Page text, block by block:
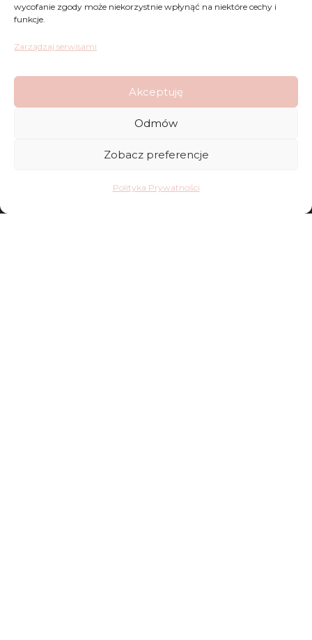
wycofanie zgody może niekorzystnie wpłynąć na niektóre cechy i
funkcje.
Zarządzaj serwisami
Akceptuję
Odmów
Zobacz preferencje
Polityka Prywatności